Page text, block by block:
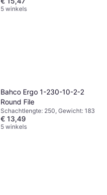
5 winkels
Bahco Ergo 1-230-10-2-2
Round File
Schachtlengte: 250, Gewicht: 183
€ 13,49
5 winkels